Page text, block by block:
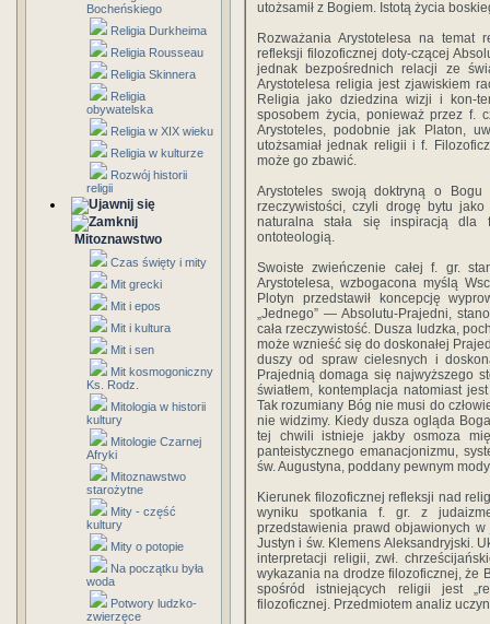
Bocheńskiego
Religia Durkheima
Religia Rousseau
Religia Skinnera
Religia
obywatelska
Religia w XIX wieku
Religia w kulturze
Rozwój historii
religii
Mitoznawstwo
Czas święty i mity
Mit grecki
Mit i epos
Mit i kultura
Mit i sen
Mit kosmogoniczny
Ks. Rodz.
Mitologia w historii
kultury
Mitologie Czarnej
Afryki
Mitoznawstwo
starożytne
Mity - część
kultury
Mity o potopie
Na początku była
woda
Potwory ludzko-
zwierzęce
utożsamił z Bogiem. Istotą życia
Rozważania Arystotelesa na temat
refleksji filozoficznej doty-czącej
jednak bezpośrednich relacji ze
Arystotelesa religia jest zjawiskiem
Religia jako dziedzina wizji i kon-
sposobem życia, ponieważ przez f.
Arystoteles, podobnie jak Platon,
utożsamiał jednak religii i f.
może go zbawić.
Arystoteles swoją doktryną o Bogu
rzeczywistości, czyli drogę bytu
naturalna stała się inspiracją dla
ontoteologią.
Swoiste zwieńczenie całej f. gr.
Arystotelesa, wzbogacona myślą
Plotyn przedstawił koncepcję
„Jednego” — Absolutu-Prajedni,
cała rzeczywistość. Dusza ludzka,
może wznieść się do doskonałej
duszy od spraw cielesnych i
Prajednią domaga się najwyższego
światłem, kontemplacja natomiast
Tak rozumiany Bóg nie musi do
nie widzimy. Kiedy dusza ogląda
tej chwili istnieje jakby osmoza
panteistycznego emanacjonizmu,
św. Augustyna, poddany pewnym
Kierunek filozoficznej refleksji nad
wyniku spotkania f. gr. z
przedstawienia prawd objawionych
Justyn i św. Klemens Aleksandryjski.
interpretacji religii, zwł.
wykazania na drodze filozoficznej, że
spośród istniejących religii jest
filozoficznej. Przedmiotem analiz